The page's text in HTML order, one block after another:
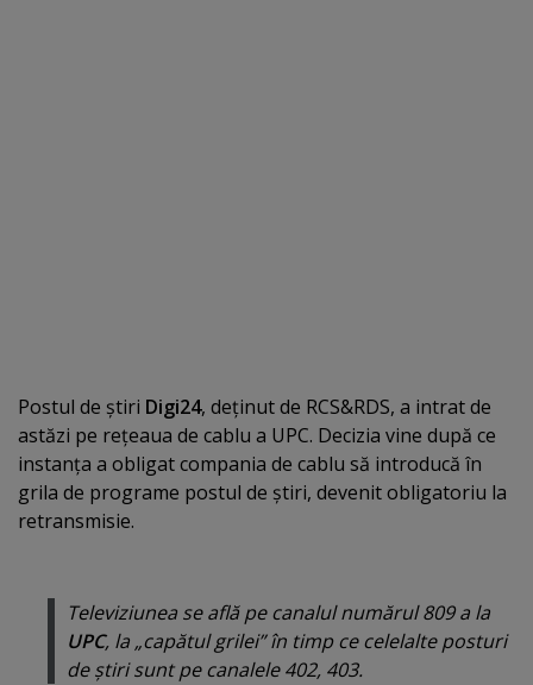
Postul de ştiri Digi24, deţinut de RCS&RDS, a intrat de
astăzi pe reţeaua de cablu a UPC. Decizia vine după ce
instanţa a obligat compania de cablu să introducă în
grila de programe postul de ştiri, devenit obligatoriu la
retransmisie.
Televiziunea se află pe canalul numărul 809 a la
UPC, la „capătul grilei” în timp ce celelalte posturi
de ştiri sunt pe canalele 402, 403.